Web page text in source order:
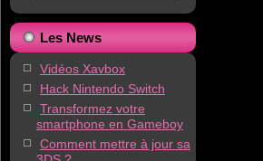
Les News
Vidéos Xavbox
Hack Nintendo Switch
Transformez votre
smartphone en Gameboy
Comment mettre à jour sa